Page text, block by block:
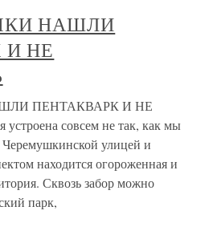
НАШЛИ
И НЕ
ПЕНТАКВАРК И НЕ
совсем не так, как мы
улицей и
находится огороженная и
Сквозь забор можно
парк,